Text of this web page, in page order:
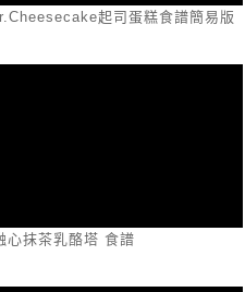
起司蛋糕食譜簡易版
心抹茶乳酪塔 食譜